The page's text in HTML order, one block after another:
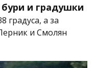
и градушки
градуса, а за
и Смолян